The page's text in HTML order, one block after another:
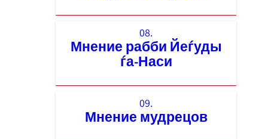
08.
Мнение рабби Йеѓуды
ѓа-Наси
09.
Мнение мудрецов